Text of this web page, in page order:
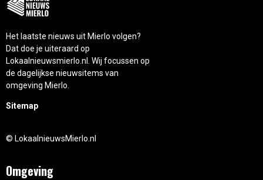
Het laatste nieuws uit Mierlo volgen?
Dat doe je uiteraard op
Lokaalnieuwsmierlo.nl. Wij focussen op
de dagelijkse nieuwsitems van
omgeving Mierlo.
Sitemap
© LokaalnieuwsMierlo.nl
Omgeving